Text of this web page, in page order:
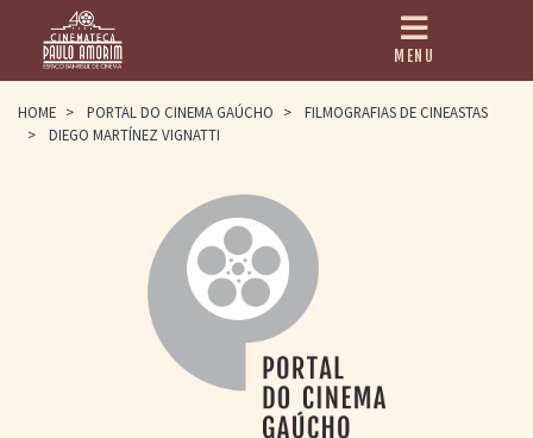
HOME
PAULO AMORIM
> HOMENAGEADOS
> EQUIPE
> ASSOCIAÇÃO DOS
> BIBLIOTECA
ROMEU GRIMALDI
MENU
HOME > PORTAL DO CINEMA GAÚCHO >
FILMOGRAFIAS DE CINEASTAS
>
DIEGO MARTÍNEZ VIGNATTI